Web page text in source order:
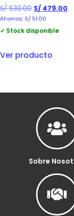
S/530.00 S/ 479.00
Ahorras: S/51.00
✓ Stock disponible
Ver producto
Sobre